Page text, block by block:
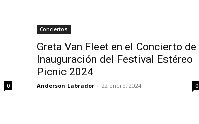
0
Conciertos
Greta Van Fleet en el Concierto de
Inauguración del Festival Estéreo
Picnic 2024
Anderson Labrador - 22 enero, 2024 0